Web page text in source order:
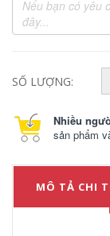
SỐ LƯỢNG:
Nhiều
sản phẩm
MÔ TẢ CHI